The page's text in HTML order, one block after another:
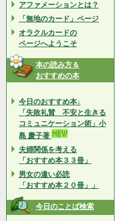
アファメーションとは？
「無地のカード」ページ
オラクルカードの
ページへようこそ
本の読み方＆
おすすめの本
今日のおすすめ本↓
「失敗礼賛 不安と生きる
コミュニケーション術」小
島 慶子著
夫婦関係を考える
「おすすめ本３３冊」
男女の違い必読
「おすすめ本２０冊」」
今日のことば検索